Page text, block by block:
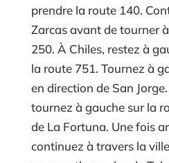
prendre la route 140.
Zarcas avant de tourner
250. À Chiles, restez à
la route 751. Tournez à
en direction de San
tournez à gauche sur la
de La Fortuna. Une fois
continuez à travers la